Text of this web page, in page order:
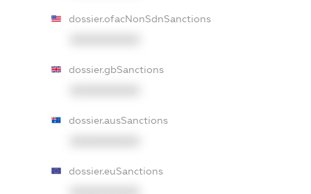
dossier.ofacNonSdnSanctions
dossier.gbSanctions
dossier.ausSanctions
dossier.euSanctions